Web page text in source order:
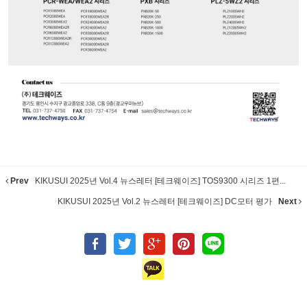
Prev KIKUSUI 2025년 Vol.4 뉴스레터 [테크웨이즈] TOS9300 시리즈 1편...
KIKUSUI 2025년 Vol.2 뉴스레터 [테크웨이즈] DC모터 평가 Next